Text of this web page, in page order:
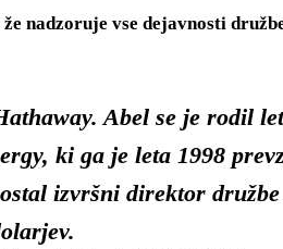
že nadzoruje vse dejavnosti
Abel se je rodil
ki ga je leta 1998
izvršni direktor